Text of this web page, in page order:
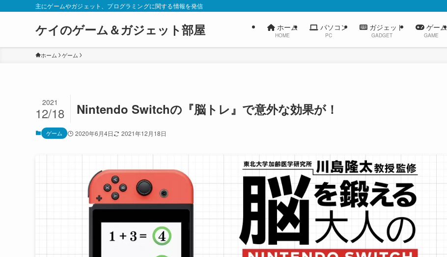
主にゲームやガジェット、プログラミングに関する情報を発信
ケイのゲーム＆ガジェット部屋 ホーム
HOME
パソコン
PC
ガジェット
GADGET
ゲーム
GAME
ホーム ゲーム
Nintendo Switchの『脳トレ』で意外な効果が！
2021
12/18
ゲーム 2020年6月4日 2021年12月18日